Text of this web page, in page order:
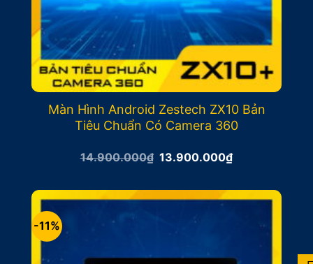
Màn Hình Android Zestech ZX10 Bản
Tiêu Chuẩn Có Camera 360
14.900.000₫ Giá
14.900.000₫.
13.900.000₫Giá
là:
13.900.000₫.
-11%